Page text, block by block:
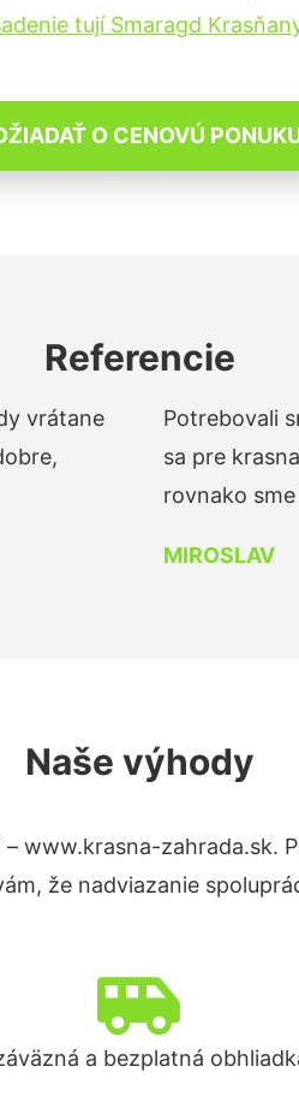
tují Smaragd
O CENOVÚ
Referencie
vrátane
Potrebovali
sa pre
rovnako
MIROSLAV
Naše výhody
www.krasna-zahrada.sk.
že nadviazanie
a bezplatná